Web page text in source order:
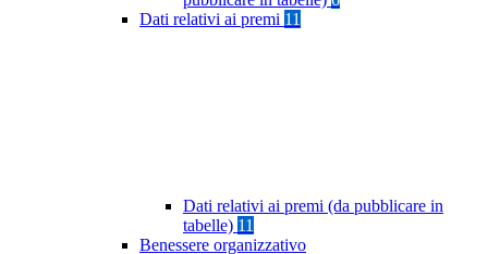
Dati relativi ai premi 11
Dati relativi ai premi (da pubblicare in
tabelle) 11
Benessere organizzativo